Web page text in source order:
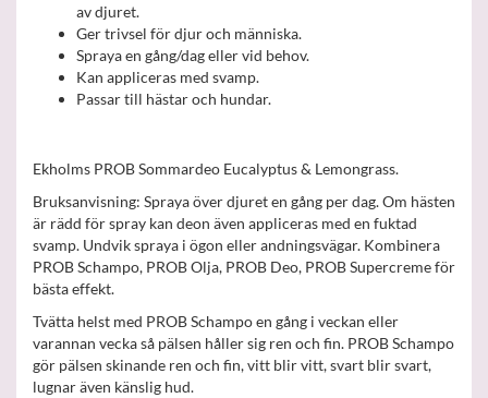
av djuret.
Ger trivsel för djur och människa.
Spraya en gång/dag eller vid behov.
Kan appliceras med svamp.
Passar till hästar och hundar.
Ekholms PROB Sommardeo Eucalyptus & Lemongrass.
Bruksanvisning: Spraya över djuret en gång per dag. Om hästen
är rädd för spray kan deon även appliceras med en fuktad
svamp. Undvik spraya i ögon eller andningsvägar. Kombinera
PROB Schampo, PROB Olja, PROB Deo, PROB Supercreme för
bästa effekt.
Tvätta helst med PROB Schampo en gång i veckan eller
varannan vecka så pälsen håller sig ren och fin. PROB Schampo
gör pälsen skinande ren och fin, vitt blir vitt, svart blir svart,
lugnar även känslig hud.